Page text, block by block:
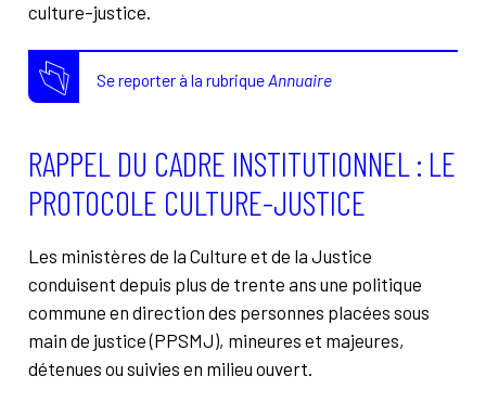
culture-justice.
Se reporter à la rubriqueAnnuaire
RAPPEL DU CADRE INSTITUTIONNEL : LE
PROTOCOLE CULTURE-JUSTICE
Les ministères de la Culture et de la Justice
conduisent depuis plus de trente ans une politique
commune en direction des personnes placées sous
main de justice (PPSMJ), mineures et majeures,
détenues ou suivies en milieu ouvert.